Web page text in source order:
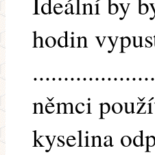
hodin
němci
kyselina